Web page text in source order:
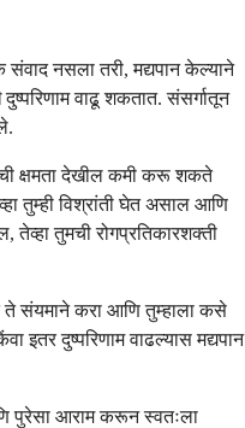
नसला तरी, मद्यपान केल्याने
वाढू शकतात. संसर्गातून
क्षमता देखील कमी करू शकते
तुम्ही विश्रांती घेत असाल आणि
तेव्हा तुमची रोगप्रतिकारशक्ती
ते संयमाने करा आणि तुम्हाला कसे
इतर दुष्परिणाम वाढल्यास मद्यपान
पुरेसा आराम करून स्वतःला